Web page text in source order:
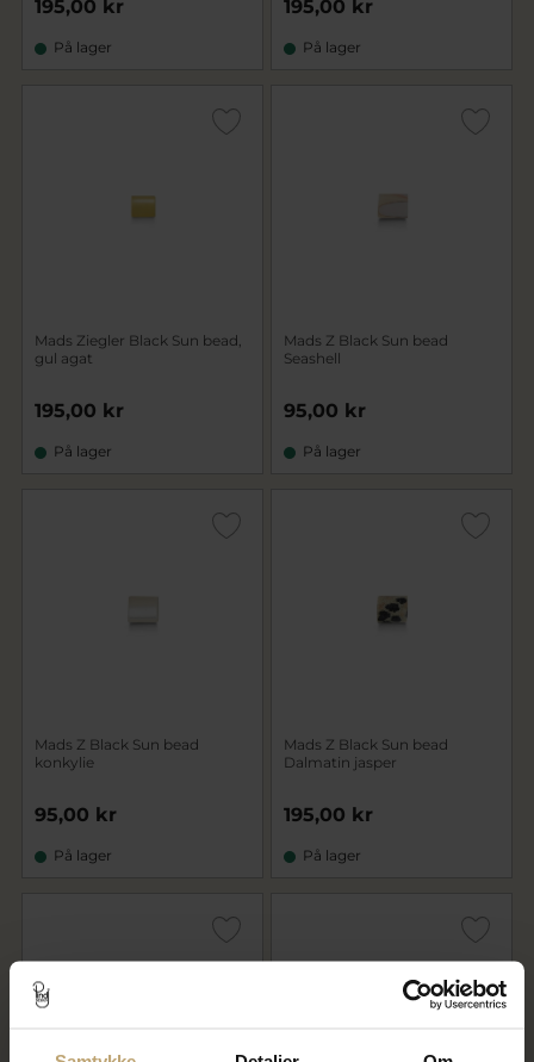
195,00 kr
På lager
195,00 kr
På lager
Mads Ziegler Black Sun bead,
gul agat
195,00 kr
På lager
Mads Z Black Sun bead
Seashell
95,00 kr
På lager
Mads Z Black Sun bead
konkylie
95,00 kr
På lager
Mads Z Black Sun bead
Dalmatin jasper
195,00 kr
På lager